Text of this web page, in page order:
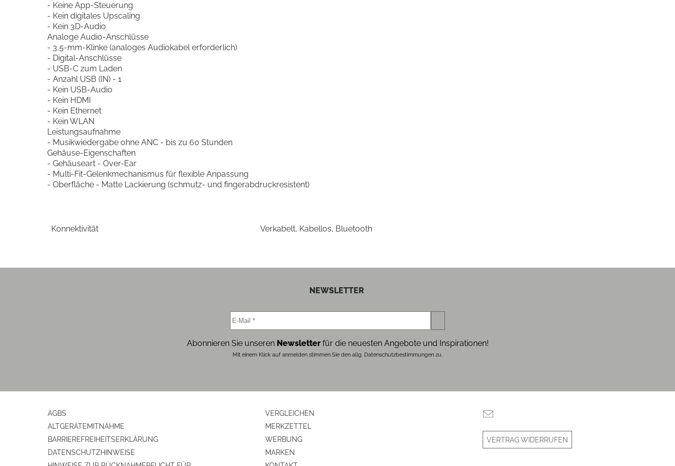
- Keine App-Steuerung
- Kein digitales Upscaling
- Kein 3D-Audio
Analoge Audio-Anschlüsse
- 3,5-mm-Klinke (analoges Audiokabel erforderlich)
- Digital-Anschlüsse
- USB-C zum Laden
- Anzahl USB (IN) - 1
- Kein USB-Audio
- Kein HDMI
- Kein Ethernet
- Kein WLAN
Leistungsaufnahme
- Musikwiedergabe ohne ANC - bis zu 60 Stunden
Gehäuse-Eigenschaften
- Gehäuseart - Over-Ear
- Multi-Fit-Gelenkmechanismus für flexible Anpassung
- Oberfläche - Matte Lackierung (schmutz- und fingerabdruckresistent)
Konnektivität Verkabelt, Kabellos, Bluetooth
NEWSLETTER
Abonnieren Sie unseren Newsletterfür die neuesten Angebote und Inspirationen!
Mit einem Klick auf anmelden stimmen Sie den allg. Datenschutzbestimmungen zu.
AGBS
ALTGERÄTEMITNAHME
BARRIEREFREIHEITSERKLÄRUNG
DATENSCHUTZHINWEISE
VERGLEICHEN
MERKZETTEL
WERBUNG
MARKEN
VERTRAG WIDERRUFEN